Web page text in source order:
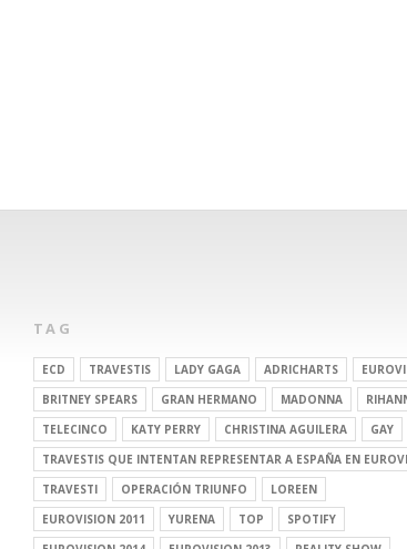
TAG
ECD TRAVESTIS LADY GAGA ADRICHARTS
BRITNEY SPEARS
GRAN HERMANO MADONNA
TELECINCO
KATY PERRY CHRISTINA AGUILERA
GAY
TRAVESTIS QUE INTENTAN REPRESENTAR A ESPAÑA EN
TRAVESTI
OPERACIÓN TRIUNFO
LOREEN
EUROVISION 2011
YURENA TOP
SPOTIFY